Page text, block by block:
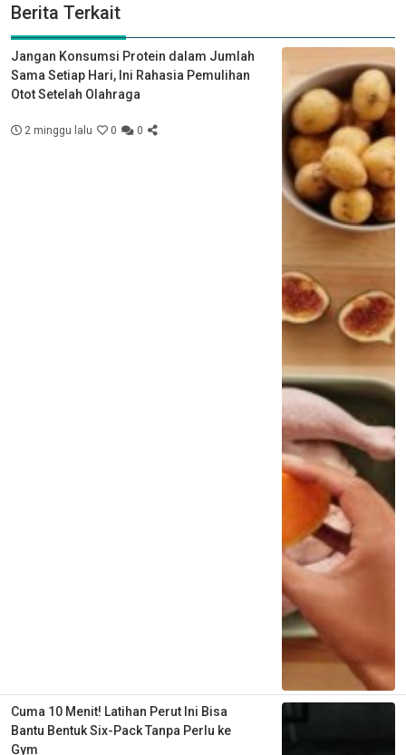
Berita Terkait
Jangan Konsumsi Protein dalam Jumlah
Sama Setiap Hari, Ini Rahasia Pemulihan
Otot Setelah Olahraga
2 minggu lalu 0 0
Cuma 10 Menit! Latihan Perut Ini Bisa
Bantu Bentuk Six-Pack Tanpa Perlu ke
Gym